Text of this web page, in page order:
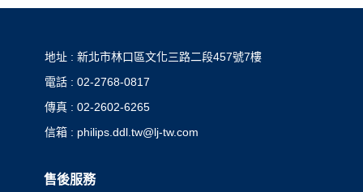
地址 : 新北市林口區文化三路二段457號7樓
電話 : 02-2768-0817
傳真 : 02-2602-6265
信箱 : philips.ddl.tw@lj-tw.com
售後服務